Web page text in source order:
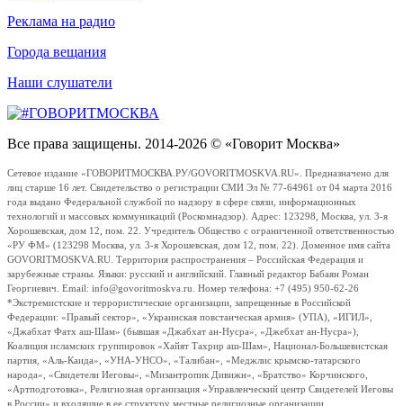
Реклама на радио
Города вещания
Наши слушатели
Все права защищены. 2014-2026 © «Говорит Москва»
Сетевое издание «ГОВОРИТМОСКВА.РУ/GOVORITMOSKVA.RU». Предназначено для
лиц старше 16 лет. Свидетельство о регистрации СМИ Эл № 77-64961 от 04 марта 2016
года выдано Федеральной службой по надзору в сфере связи, информационных
технологий и массовых коммуникаций (Роскомнадзор). Адрес: 123298, Москва, ул. 3-я
Хорошевская, дом 12, пом. 22. Учредитель Общество с ограниченной ответственностью
«РУ ФМ» (123298 Москва, ул. 3-я Хорошевская, дом 12, пом. 22). Доменное имя сайта
GOVORITMOSKVA.RU. Территория распространения – Российская Федерация и
зарубежные страны. Языки: русский и английский. Главный редактор Бабаян Роман
Георгиевич. Email: info@govoritmoskva.ru. Номер телефона: +7 (495) 950-62-26
*Экстремистские и террористические организации, запрещенные в Российской
Федерации: «Правый сектор», «Украинская повстанческая армия» (УПА), «ИГИЛ»,
«Джабхат Фатх аш-Шам» (бывшая «Джабхат ан-Нусра», «Джебхат ан-Нусра»),
Коалиция исламских группировок «Хайят Тахрир аш-Шам», Национал-Большевистская
партия, «Аль-Каида», «УНА-УНСО», «Талибан», «Меджлис крымско-татарского
народа», «Свидетели Иеговы», «Мизантропик Дивижн», «Братство» Корчинского,
«Артподготовка», Религиозная организация «Управленческий центр Свидетелей Иеговы
в России» и входящие в ее структуру местные религиозные организации.